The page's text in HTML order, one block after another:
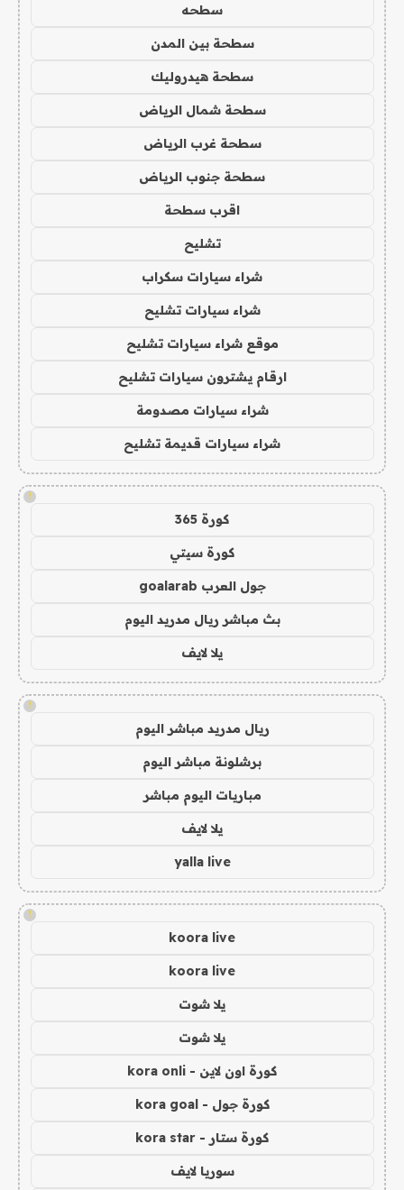
سطحه
سطحة بين المدن
سطحة هيدروليك
سطحة شمال الرياض
سطحة غرب الرياض
سطحة جنوب الرياض
اقرب سطحة
تشليح
شراء سيارات سكراب
شراء سيارات تشليح
موقع شراء سيارات تشليح
ارقام يشترون سيارات تشليح
شراء سيارات مصدومة
شراء سيارات قديمة تشليح
!
كورة 365
كورة سيتي
جول العرب goalarab
بث مباشر ريال مدريد اليوم
يلا لايف
!
ريال مدريد مباشر اليوم
برشلونة مباشر اليوم
مباريات اليوم مباشر
يلا لايف
yalla live
!
koora live
koora live
يلا شوت
يلا شوت
كورة اون لاين - kora onli
كورة جول - kora goal
كورة ستار - kora star
سوريا لايف